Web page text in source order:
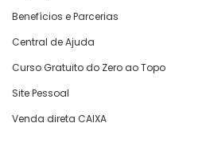
Benefícios e Parcerias
Central de Ajuda
Curso Gratuito do Zero ao Topo
Site Pessoal
Venda direta CAIXA